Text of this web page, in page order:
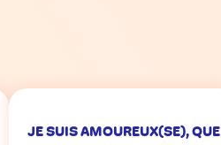
JE SUIS AMOUREUX(SE), QUE